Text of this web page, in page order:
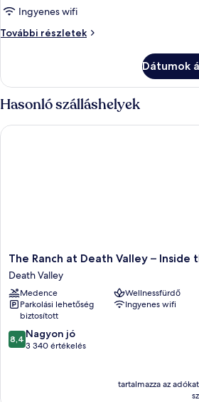
Ingyenes wifi
További részletek
Szoba
Dátumok
Hasonló szálláshelyek
The
Ranch
at
Death
Valley
Inside
the
The Ranch at Death Valley – Inside
Death Valley
Medence
Wellnessfürdő
Parkolási lehetőség
biztosított
Ingyenes wifi
8.4
ennyiből:
8,4 Nagyon jó
3 340 értékelés
tartalmazza az
The Ranch at Death Valley – Inside the